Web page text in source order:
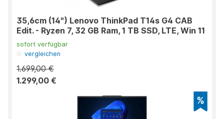
35,6cm (14") Lenovo ThinkPad T14s G4 CAB
Edit. - Ryzen 7, 32 GB Ram, 1 TB SSD, LTE, Win 11
sofort verfügbar
vergleichen
1.699,00 €
1.299,00 €